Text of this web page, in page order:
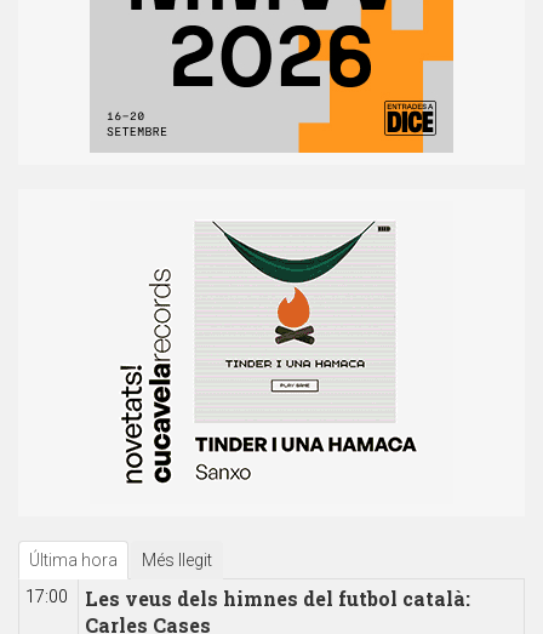
Última hora Més llegit
17:00
Les veus dels himnes del futbol català:
Carles Cases